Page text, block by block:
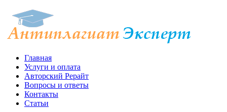
Главная
Услуги и оплата
Авторский Рерайт
Вопросы и ответы
Контакты
Статьи